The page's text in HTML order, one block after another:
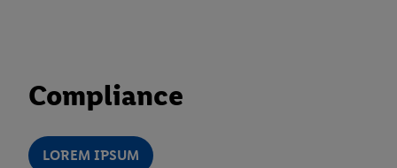
Compliance
LOREM IPSUM